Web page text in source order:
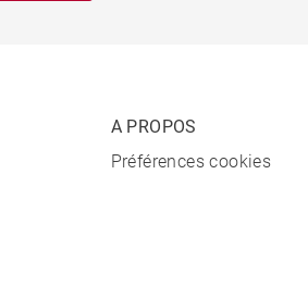
A PROPOS
Préférences cookies